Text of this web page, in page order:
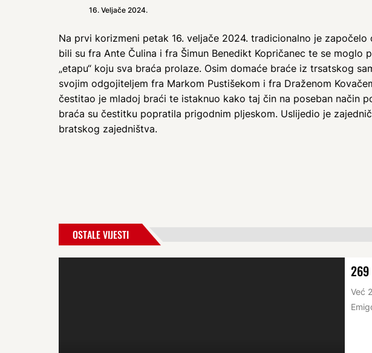
16. Veljače 2024.
Na prvi korizmeni petak 16. veljače 2024. tradicionalno je
bili su fra Ante Čulina i fra Šimun Benedikt Kopričanec te se
„etapu“ koju sva braća prolaze. Osim domaće braće iz trsatskog
svojim odgojiteljem fra Markom Pustišekom i fra Draženom
čestitao je mladoj braći te istaknuo kako taj čin na poseban način
braća su čestitku popratila prigodnim pljeskom. Uslijedio je
bratskog zajedništva.
OSTALE VIJESTI
269
Već